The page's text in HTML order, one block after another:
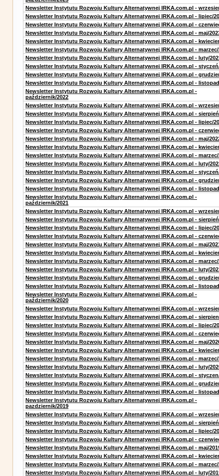
Newsletter Instytutu Rozwoju Kultury Alternatywnej IRKA.com.pl -
Newsletter Instytutu Rozwoju Kultury Alternatywnej IRKA.com.pl - lipiec/
Newsletter Instytutu Rozwoju Kultury Alternatywnej IRKA.com.pl -
Newsletter Instytutu Rozwoju Kultury Alternatywnej IRKA.com.pl - maj/
Newsletter Instytutu Rozwoju Kultury Alternatywnej IRKA.com.pl -
Newsletter Instytutu Rozwoju Kultury Alternatywnej IRKA.com.pl - marzec/
Newsletter Instytutu Rozwoju Kultury Alternatywnej IRKA.com.pl - luty/
Newsletter Instytutu Rozwoju Kultury Alternatywnej IRKA.com.pl -
Newsletter Instytutu Rozwoju Kultury Alternatywnej IRKA.com.pl -
Newsletter Instytutu Rozwoju Kultury Alternatywnej IRKA.com.pl -
Newsletter Instytutu Rozwoju Kultury Alternatywnej IRKA.com.pl -
październik/2022
Newsletter Instytutu Rozwoju Kultury Alternatywnej IRKA.com.pl -
Newsletter Instytutu Rozwoju Kultury Alternatywnej IRKA.com.pl -
Newsletter Instytutu Rozwoju Kultury Alternatywnej IRKA.com.pl - lipiec/
Newsletter Instytutu Rozwoju Kultury Alternatywnej IRKA.com.pl -
Newsletter Instytutu Rozwoju Kultury Alternatywnej IRKA.com.pl - maj/
Newsletter Instytutu Rozwoju Kultury Alternatywnej IRKA.com.pl -
Newsletter Instytutu Rozwoju Kultury Alternatywnej IRKA.com.pl - marzec/
Newsletter Instytutu Rozwoju Kultury Alternatywnej IRKA.com.pl - luty/
Newsletter Instytutu Rozwoju Kultury Alternatywnej IRKA.com.pl -
Newsletter Instytutu Rozwoju Kultury Alternatywnej IRKA.com.pl -
Newsletter Instytutu Rozwoju Kultury Alternatywnej IRKA.com.pl -
Newsletter Instytutu Rozwoju Kultury Alternatywnej IRKA.com.pl -
październik/2021
Newsletter Instytutu Rozwoju Kultury Alternatywnej IRKA.com.pl -
Newsletter Instytutu Rozwoju Kultury Alternatywnej IRKA.com.pl -
Newsletter Instytutu Rozwoju Kultury Alternatywnej IRKA.com.pl - lipiec/
Newsletter Instytutu Rozwoju Kultury Alternatywnej IRKA.com.pl -
Newsletter Instytutu Rozwoju Kultury Alternatywnej IRKA.com.pl - maj/
Newsletter Instytutu Rozwoju Kultury Alternatywnej IRKA.com.pl -
Newsletter Instytutu Rozwoju Kultury Alternatywnej IRKA.com.pl - marzec/
Newsletter Instytutu Rozwoju Kultury Alternatywnej IRKA.com.pl - luty/
Newsletter Instytutu Rozwoju Kultury Alternatywnej IRKA.com.pl -
Newsletter Instytutu Rozwoju Kultury Alternatywnej IRKA.com.pl -
Newsletter Instytutu Rozwoju Kultury Alternatywnej IRKA.com.pl -
październik/2020
Newsletter Instytutu Rozwoju Kultury Alternatywnej IRKA.com.pl -
Newsletter Instytutu Rozwoju Kultury Alternatywnej IRKA.com.pl -
Newsletter Instytutu Rozwoju Kultury Alternatywnej IRKA.com.pl - lipiec/
Newsletter Instytutu Rozwoju Kultury Alternatywnej IRKA.com.pl -
Newsletter Instytutu Rozwoju Kultury Alternatywnej IRKA.com.pl - maj/
Newsletter Instytutu Rozwoju Kultury Alternatywnej IRKA.com.pl -
Newsletter Instytutu Rozwoju Kultury Alternatywnej IRKA.com.pl - marzec/
Newsletter Instytutu Rozwoju Kultury Alternatywnej IRKA.com.pl - luty/
Newsletter Instytutu Rozwoju Kultury Alternatywnej IRKA.com.pl -
Newsletter Instytutu Rozwoju Kultury Alternatywnej IRKA.com.pl -
Newsletter Instytutu Rozwoju Kultury Alternatywnej IRKA.com.pl -
Newsletter Instytutu Rozwoju Kultury Alternatywnej IRKA.com.pl -
pazdziernik/2019
Newsletter Instytutu Rozwoju Kultury Alternatywnej IRKA.com.pl -
Newsletter Instytutu Rozwoju Kultury Alternatywnej IRKA.com.pl -
Newsletter Instytutu Rozwoju Kultury Alternatywnej IRKA.com.pl - lipiec/
Newsletter Instytutu Rozwoju Kultury Alternatywnej IRKA.com.pl -
Newsletter Instytutu Rozwoju Kultury Alternatywnej IRKA.com.pl - maj/
Newsletter Instytutu Rozwoju Kultury Alternatywnej IRKA.com.pl -
Newsletter Instytutu Rozwoju Kultury Alternatywnej IRKA.com.pl - marzec/
Newsletter Instytutu Rozwoju Kultury Alternatywnej IRKA.com.pl - luty/